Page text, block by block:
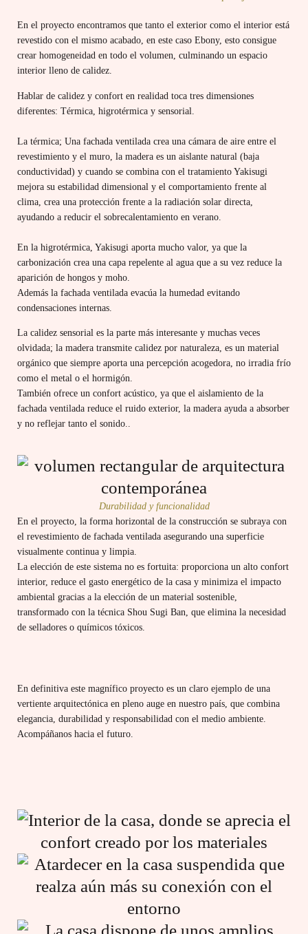
En el proyecto encontramos que tanto el exterior como el interior está
revestido con el mismo acabado, en este caso Ebony, esto consigue
crear homogeneidad en todo el volumen, culminando un espacio
interior lleno de calidez.
Hablar de calidez y confort en realidad toca tres dimensiones
diferentes: Térmica, higrotérmica y sensorial.
La térmica; Una fachada ventilada crea una cámara de aire entre el
revestimiento y el muro, la madera es un aislante natural (baja
conductividad) y cuando se combina con el tratamiento Yakisugi
mejora su estabilidad dimensional y el comportamiento frente al
clima, crea una protección frente a la radiación solar directa
ayudando a reducir el sobrecalentamiento en verano.
En la higrotérmica, Yakisugi aporta mucho valor, ya que la
carbonización crea una capa repelente al agua que a su vez reduce la
aparición de hongos y moho.
Además la fachada ventilada evacúa la humedad evitando
condensaciones internas.
La calidez sensorial es la parte más interesante y muchas veces
olvidada; la madera transmite calidez por naturaleza, es un material
orgánico que siempre aporta una percepción acogedora, no irradia frío
como el metal o el hormigón.
También ofrece un confort acústico, ya que el aislamiento de la
fachada ventilada reduce el ruido exterior, la madera ayuda a absorber
y no reflejar tanto el sonido..
Durabilidad y funcionalidad
En el proyecto, la forma horizontal de la construcción se subraya con
el revestimiento de fachada ventilada asegurando una superficie
visualmente continua y limpia.
La elección de este sistema no es fortuita: proporciona un alto confort
interior, reduce el gasto energético de la casa y minimiza el impacto
ambiental gracias a la elección de un material sostenible,
transformado con la técnica Shou Sugi Ban, que elimina la necesidad
de selladores o químicos tóxicos.
En definitiva este magnífico proyecto es un claro ejemplo de una
vertiente arquitectónica en pleno auge en nuestro país, que combina
elegancia, durabilidad y responsabilidad con el medio ambiente.
Acompáñanos hacia el futuro.